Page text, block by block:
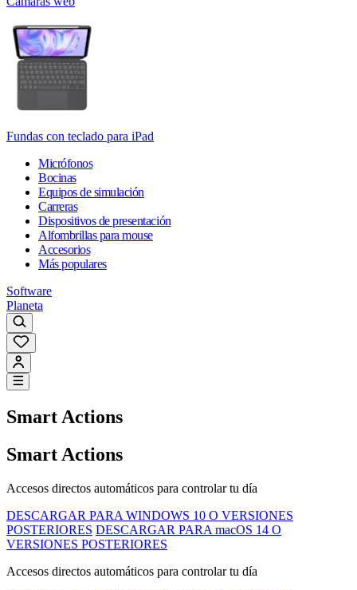
Fundas con teclado para iPad
Micrófonos
Bocinas
Equipos de simulación
Carreras
Dispositivos de presentación
Alfombrillas para mouse
Accesorios
Más populares
Software
Planeta
Smart Actions
Smart Actions
Accesos directos automáticos para controlar tu día
DESCARGAR PARA WINDOWS 10 O VERSIONES
POSTERIORES DESCARGAR PARA macOS 14 O
VERSIONES POSTERIORES
Accesos directos automáticos para controlar tu día